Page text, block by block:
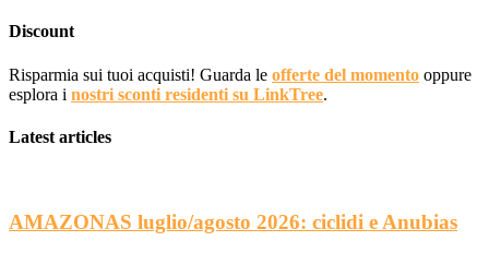
Discount
Risparmia sui tuoi acquisti! Guarda le offerte del momento oppure
esplora i nostri sconti residenti su LinkTree.
Latest articles
AMAZONAS luglio/agosto 2026: ciclidi e Anubias